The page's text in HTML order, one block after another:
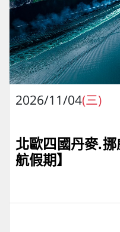
2026/11/04(三)
北歐四國丹麥.
航假期】